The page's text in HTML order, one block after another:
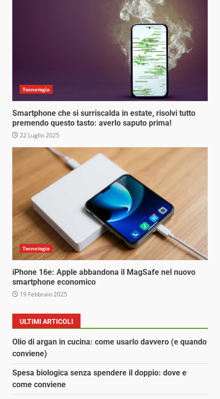
Tecnologia
Smartphone che si surriscalda in estate, risolvi tutto
premendo questo tasto: averlo saputo prima!
22 Luglio 2025
Tecnologia
iPhone 16e: Apple abbandona il MagSafe nel nuovo
smartphone economico
19 Febbraio 2025
ULTIMI ARTICOLI
Olio di argan in cucina: come usarlo davvero (e quando
conviene)
Spesa biologica senza spendere il doppio: dove e
come conviene